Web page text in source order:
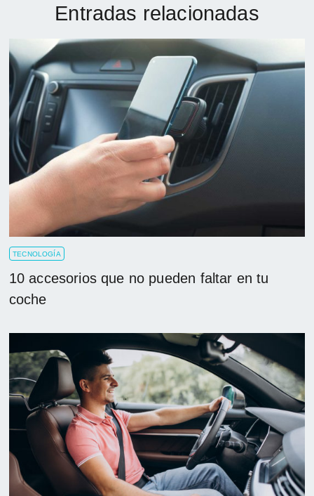
Entradas relacionadas
TECNOLOGÍA
10 accesorios que no pueden faltar en tu
coche